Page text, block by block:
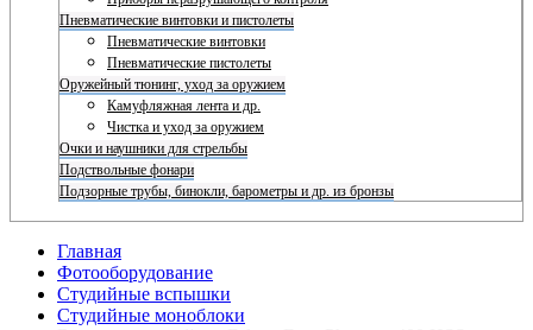
Пневматические винтовки и пистолеты
Пневматические винтовки
Пневматические пистолеты
Оружейный тюнинг, уход за оружием
Камуфляжная лента и др.
Чистка и уход за оружием
Очки и наушники для стрельбы
Подствольные фонари
Подзорные трубы, бинокли, барометры и др. из бронзы
Главная
Фотооборудование
Студийные вспышки
Студийные моноблоки